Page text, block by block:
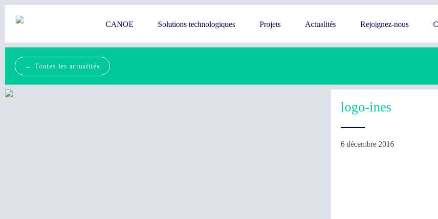
CANOE Solutions technologiques Projets Actualités Rejoignez-nous
← Toutes les actualités
logo-ines
6 décembre 2016